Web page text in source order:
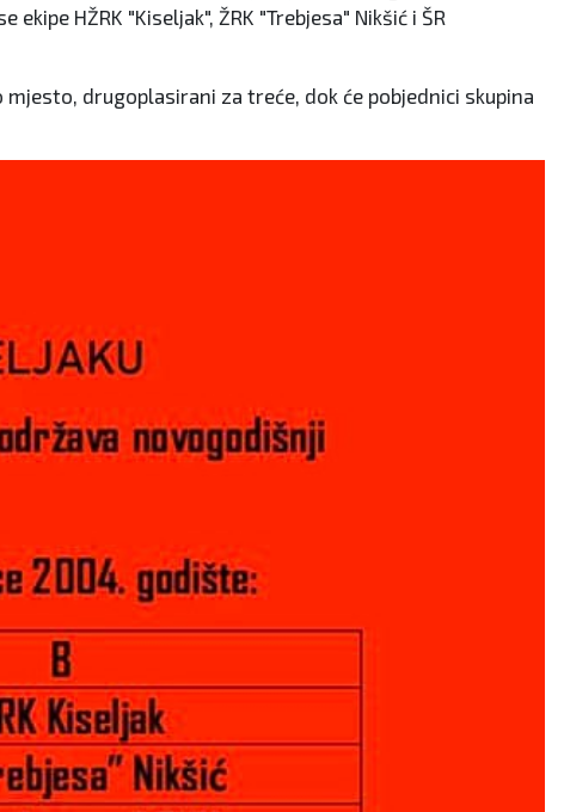
HŽRK "Kiseljak", ŽRK "Trebjesa" Nikšić i ŠR
drugoplasirani za treće, dok će pobjednici skupina